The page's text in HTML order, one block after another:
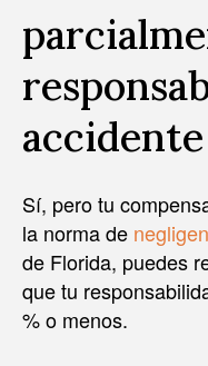
Sí, pero tu
la norma de
de Florida, puedes
que tu
% o menos.